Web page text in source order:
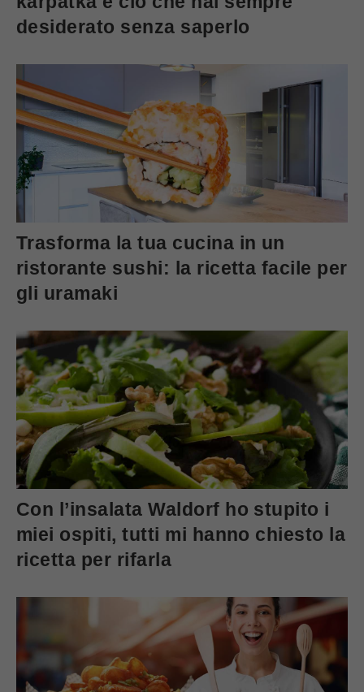
desiderato senza saperlo
Trasforma la tua cucina in un
ristorante sushi: la ricetta facile per
gli uramaki
Con l’insalata Waldorf ho stupito i
miei ospiti, tutti mi hanno chiesto la
ricetta per rifarla